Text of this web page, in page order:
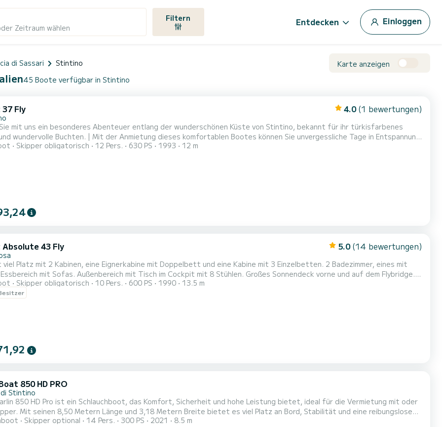
Zeitraum wählen
Filtern Entdecken Einloggen
di Sassari Stintino Karte anzeigen
45 Boote verfügbar in Stintino
Fly 4.0 (1 bewertungen)
mit uns ein besonderes Abenteuer entlang der wunderschönen Küste von Stintino, bekannt für ihr türkisfarbenes
wundervolle Buchten. | Mit der Anmietung dieses komfortablen Bootes können Sie unvergessliche Tage in Entspannung
mit Ihrer Familie oder Ihren Freunden verbringen. | Sie werden von Davide empfangen, einem erfahrenen Skipper,
Skipper obligatorisch 12 Pers. 630 PS 1993 12 m
43 Fly 5.0 (14 bewertungen)
Platz mit 2 Kabinen, eine Eignerkabine mit Doppelbett und eine Kabine mit 3 Einzelbetten. 2 Badezimmer, eines mit
mit Sofas. Außenbereich mit Tisch im Cockpit mit 8 Stühlen. Großes Sonnendeck vorne und auf dem Flybridge.
im Preis inbegriffen. Aperitif, Mittagessen, Getränke (Wein, Wasser, Kaffee) im Preis inbegriffen. Zusätzliche Kosten vor
Extra-Skipper für den Monat Juli 490 Euro. Extra-Skipper für den Monat August 590 Euro. Extra-S...
Skipper obligatorisch 10 Pers. 600 PS 1990 13.5 m
850 HD PRO
Stintino
850 HD Pro ist ein Schlauchboot, das Komfort, Sicherheit und hohe Leistung bietet, ideal für die Vermietung mit oder
Mit seinen 8,50 Metern Länge und 3,18 Metern Breite bietet es viel Platz an Bord, Stabilität und eine reibungslose
auch bei Seegang. Die Kapazität von bis zu 14 Personen und der dreifach laminierte GfK-Rumpf garantieren Robustheit,
Skipper optional 14 Pers. 300 PS 2021 8.5 m